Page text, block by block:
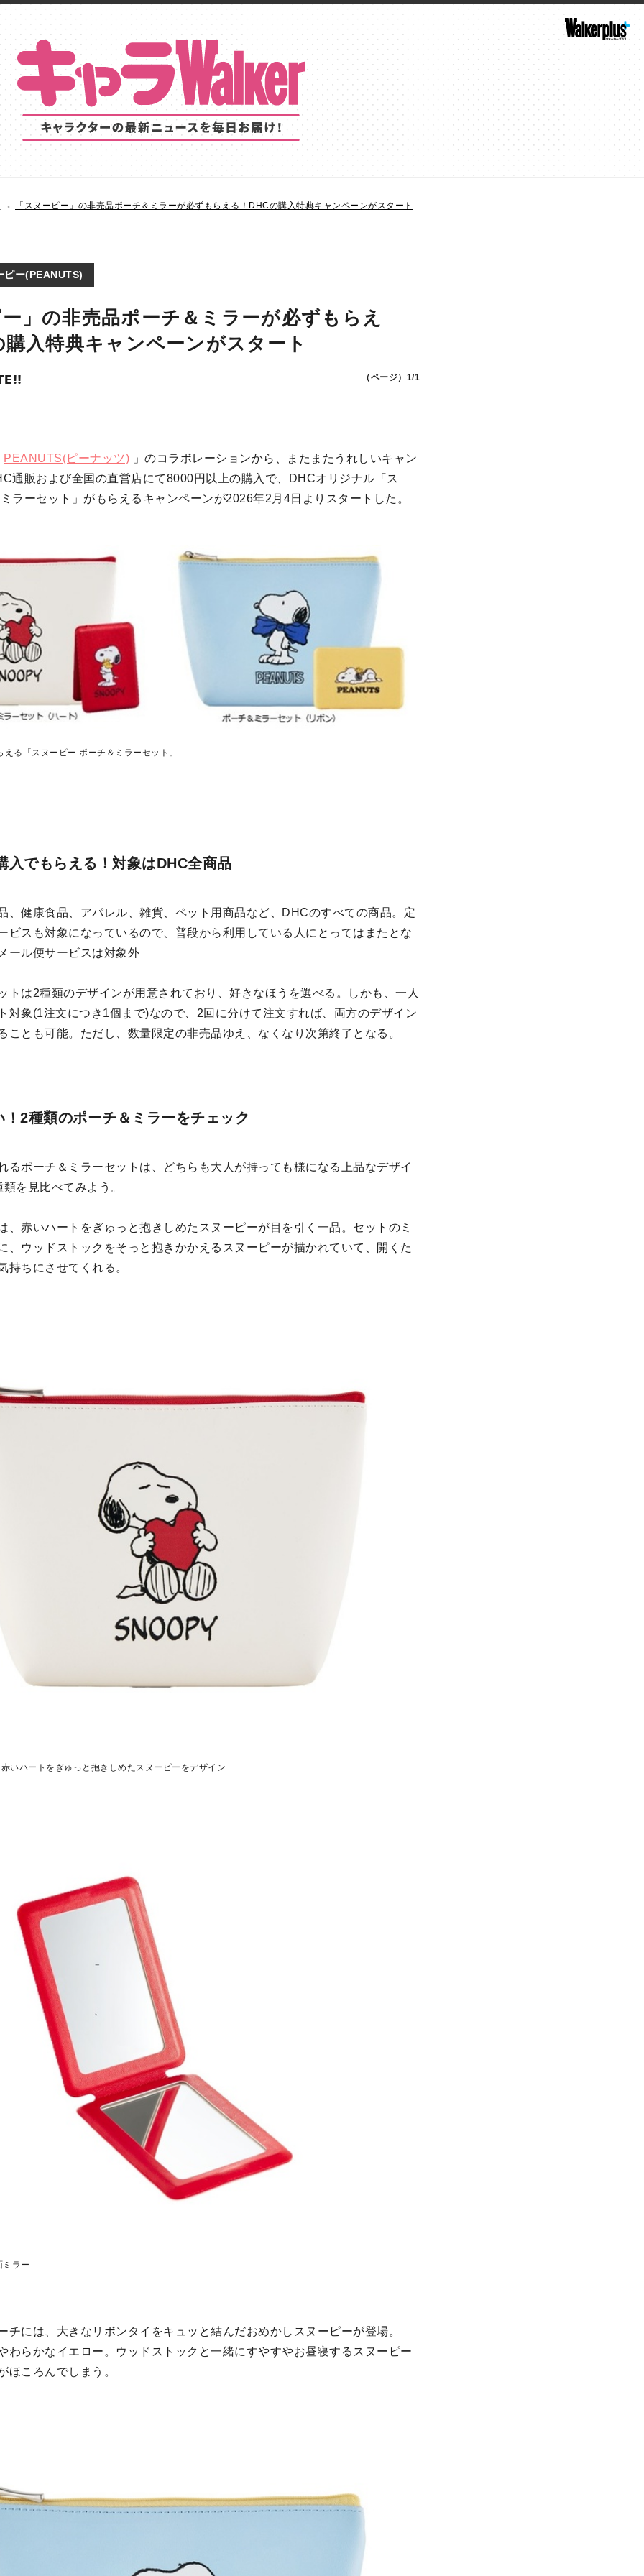
「スヌーピー」の非売品ポーチ＆ミラーが必ずもらえる！DHCの購入特典キャンペーンがスタート
ピー(PEANUTS)
ー」の非売品ポーチ＆ミラーが必ずもらえ
入特典キャンペーンがスタート
（ページ）1/1
PEANUTS(ピーナッツ) 」のコラボレーションから、またまたうれしいキャン
通販および全国の直営店にて8000円以上の購入で、DHCオリジナル「ス
ラーセット」がもらえるキャンペーンが2026年2月4日よりスタートした。
る「スヌーピー ポーチ＆ミラーセット」
入でもらえる！対象はDHC全商品
、健康食品、アパレル、雑貨、ペット用商品など、DHCのすべての商品。定
ビスも対象になっているので、普段から利用している人にとってはまたとな
ール便サービスは対象外
トは2種類のデザインが用意されており、好きなほうを選べる。しかも、一人
対象(1注文につき1個まで)なので、2回に分けて注文すれば、両方のデザイン
ことも可能。ただし、数量限定の非売品ゆえ、なくなり次第終了となる。
！2種類のポーチ＆ミラーをチェック
るポーチ＆ミラーセットは、どちらも大人が持っても様になる上品なデザイ
を見比べてみよう。
、赤いハートをぎゅっと抱きしめたスヌーピーが目を引く一品。セットのミ
、ウッドストックをそっと抱きかかえるスヌーピーが描かれていて、開くた
持ちにさせてくれる。
いハートをぎゅっと抱きしめたスヌーピーをデザイン
ラー
チには、大きなリボンタイをキュッと結んだおめかしスヌーピーが登場。
わらかなイエロー。ウッドストックと一緒にすやすやお昼寝するスヌーピー
ほころんでしまう。